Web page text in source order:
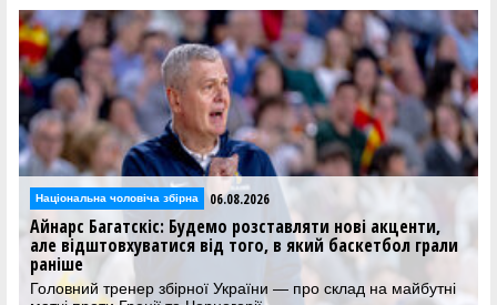
Національна чоловіча збірна 05.08.2026
Збірна Греції визначила план підготовки до матчу
проти України у відборі на ЧС-2027
Суперник України у відборі на ЧС-2027 зіграє два
контрольні матчі перед поєдинком у Ризі